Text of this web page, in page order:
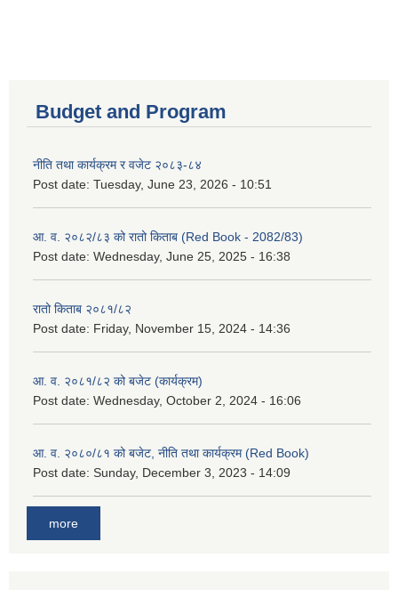
Budget and Program
नीति तथा कार्यक्रम र वजेट २०८३-८४
Post date: Tuesday, June 23, 2026 - 10:51
आ. व. २०८२/८३ को रातो किताब (Red Book - 2082/83)
Post date: Wednesday, June 25, 2025 - 16:38
रातो किताब २०८१/८२
Post date: Friday, November 15, 2024 - 14:36
आ. व. २०८१/८२ को बजेट (कार्यक्रम)
Post date: Wednesday, October 2, 2024 - 16:06
आ. व. २०८०/८१ को बजेट, नीति तथा कार्यक्रम (Red Book)
Post date: Sunday, December 3, 2023 - 14:09
more